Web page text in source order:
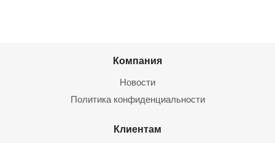
Компания
Новости
Политика конфиденциальности
Клиентам